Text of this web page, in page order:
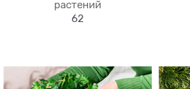
растений
62